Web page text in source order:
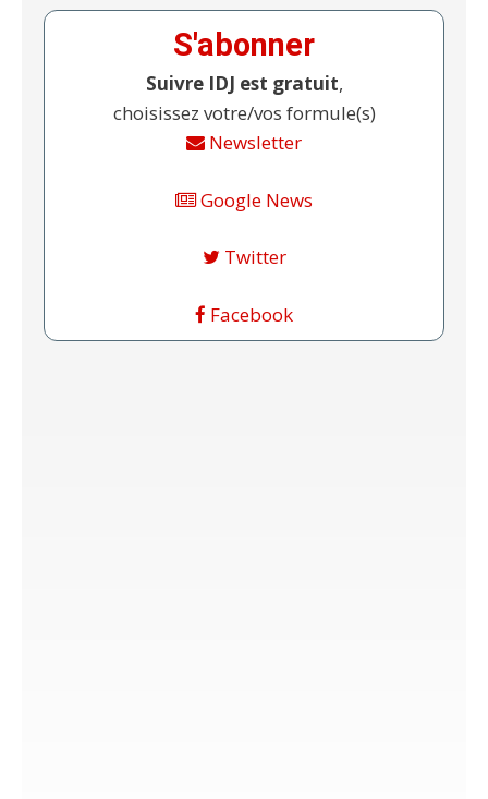
S'abonner
Suivre IDJ est gratuit,
choisissez votre/vos formule(s)
Newsletter
Google News
Twitter
Facebook